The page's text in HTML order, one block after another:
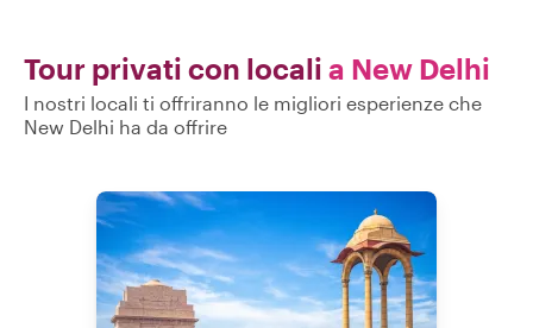
Tour privati con locali a New Delhi
I nostri locali ti offriranno le migliori esperienze che
New Delhi ha da offrire